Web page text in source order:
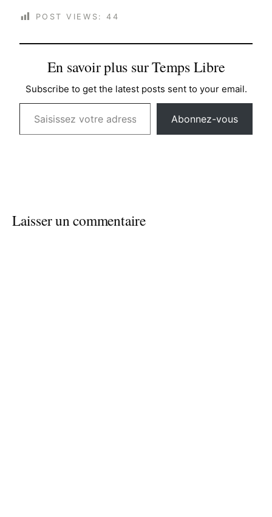
POST VIEWS: 44
En savoir plus sur Temps Libre
Subscribe to get the latest posts sent to your email.
Saisissez votre adresse e-mail…
Abonnez-vous
Laisser un commentaire